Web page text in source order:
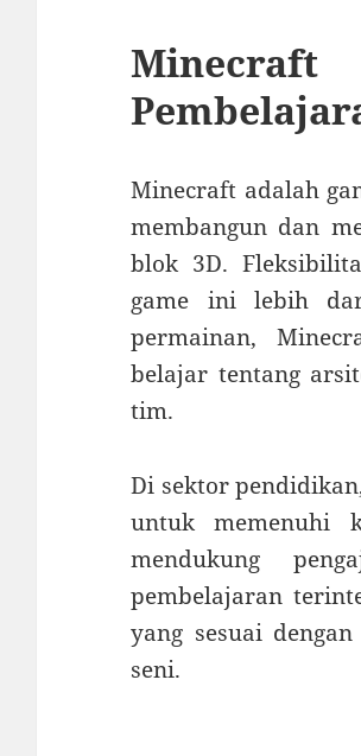
Minecraft adalah
membangun dan
blok 3D.
game ini lebih
permainan,
belajar tentang
tim.
Di sektor
untuk memenuhi
mendukung
pembelajaran
yang sesuai
seni.